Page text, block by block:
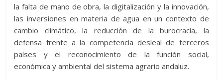
la falta de mano de obra, la digitalización y la innovación,
las inversiones en materia de agua en un contexto de
cambio climático, la reducción de la burocracia, la
defensa frente a la competencia desleal de terceros
países y el reconocimiento de la función social,
económica y ambiental del sistema agrario andaluz.